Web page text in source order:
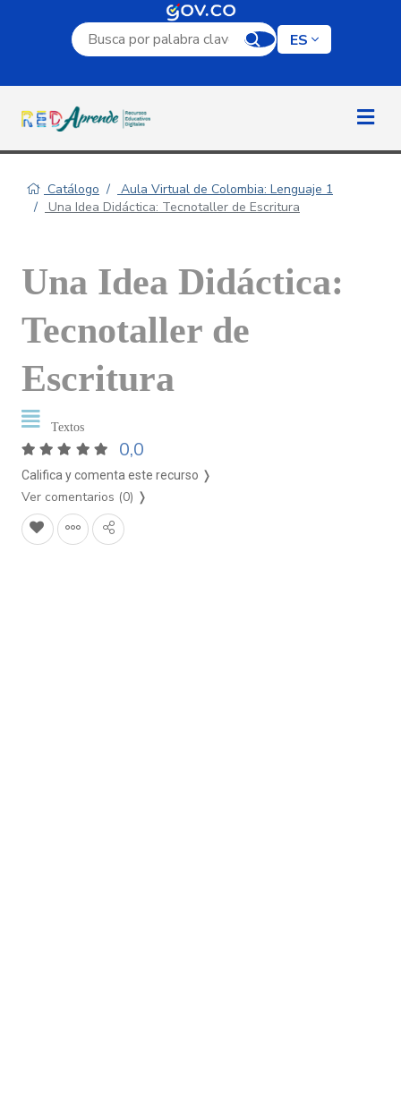
Campo de búsqueda por palabra clave
ES
Catálogo
Aula Virtual de Colombia: Lenguaje 1
Una Idea Didáctica: Tecnotaller de Escritura
Una Idea Didáctica:
Tecnotaller de
Escritura
Textos
0,0
Califica y comenta este recurso ❭
Ver comentarios (0) ❭